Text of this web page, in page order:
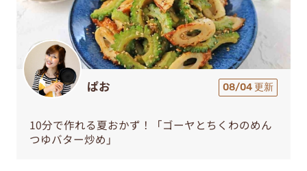
ぱお 08/04 更新
10分で作れる夏おかず！「ゴーヤとちくわのめん
つゆバター炒め」